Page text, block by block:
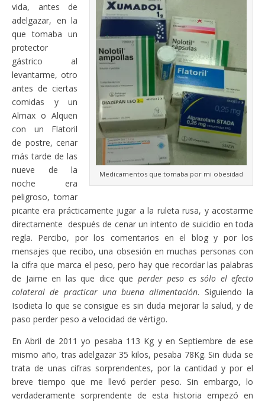
Medicamentos que tomaba por mi obesidad
vida, antes de
adelgazar, en la
que tomaba un
protector
gástrico al
levantarme, otro
antes de ciertas
comidas y un
Almax o Alquen
con un Flatoril
de postre, cenar
más tarde de las
nueve de la
noche era
peligroso, tomar
picante era prácticamente jugar a la ruleta rusa, y acostarme
directamente después de cenar un intento de suicidio en toda
regla. Percibo, por los comentarios en el blog y por los
mensajes que recibo, una obsesión en muchas personas con
la cifra que marca el peso, pero hay que recordar las palabras
de Jaime en las que dice que perder peso es sólo el efecto
colateral de practicar una buena alimentación. Siguiendo la
Isodieta lo que se consigue es sin duda mejorar la salud, y de
paso perder peso a velocidad de vértigo.
En Abril de 2011 yo pesaba 113 Kg y en Septiembre de ese
mismo año, tras adelgazar 35 kilos, pesaba 78Kg. Sin duda se
trata de unas cifras sorprendentes, por la cantidad y por el
breve tiempo que me llevó perder peso. Sin embargo, lo
verdaderamente sorprendente de esta historia empezó en